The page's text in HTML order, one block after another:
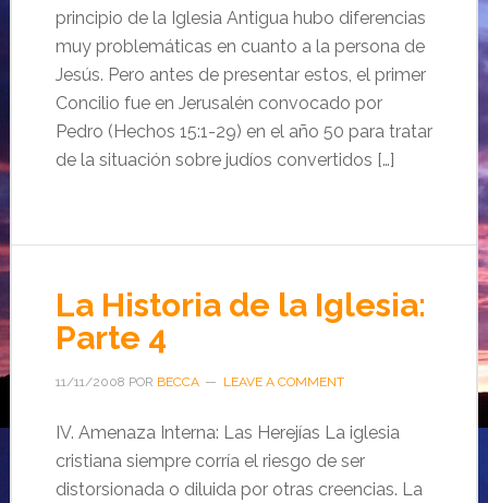
principio de la Iglesia Antigua hubo diferencias
muy problemáticas en cuanto a la persona de
Jesús. Pero antes de presentar estos, el primer
Concilio fue en Jerusalén convocado por
Pedro (Hechos 15:1-29) en el año 50 para tratar
de la situación sobre judíos convertidos […]
La Historia de la Iglesia:
Parte 4
11/11/2008 POR BECCA LEAVE A COMMENT
IV. Amenaza Interna: Las Herejías La iglesia
cristiana siempre corría el riesgo de ser
distorsionada o diluida por otras creencias. La